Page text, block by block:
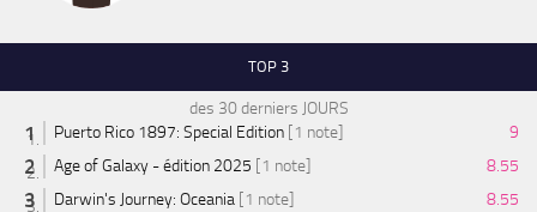
TOP 3
des 30 derniers JOURS
Puerto Rico 1897: Special Edition [1 note]
9
Age of Galaxy - édition 2025 [1 note]
8.55
Darwin's Journey: Oceania [1 note] 8.55